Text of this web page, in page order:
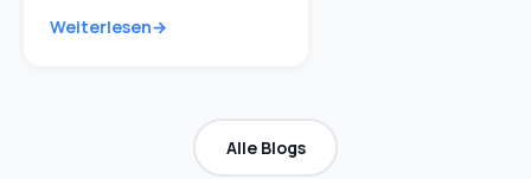
Weiterlesen
Alle Blogs